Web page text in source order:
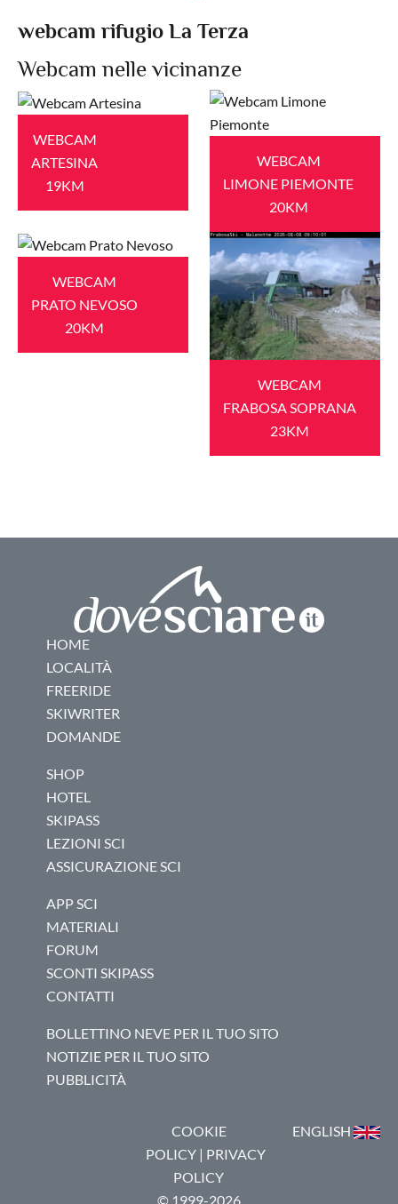
webcam rifugio La Terza
Webcam nelle vicinanze
WEBCAM
ARTESINA
19KM
WEBCAM
LIMONE PIEMONTE
20KM
WEBCAM
PRATO NEVOSO
20KM
WEBCAM
FRABOSA SOPRANA
23KM
HOME
LOCALITÀ
FREERIDE
SKIWRITER
DOMANDE
SHOP
HOTEL
SKIPASS
LEZIONI SCI
ASSICURAZIONE SCI
APP SCI
MATERIALI
FORUM
SCONTI SKIPASS
CONTATTI
BOLLETTINO NEVE PER IL TUO SITO
NOTIZIE PER IL TUO SITO
PUBBLICITÀ
COOKIE
POLICY| PRIVACY
POLICY
© 1999-2026
ENGLISH